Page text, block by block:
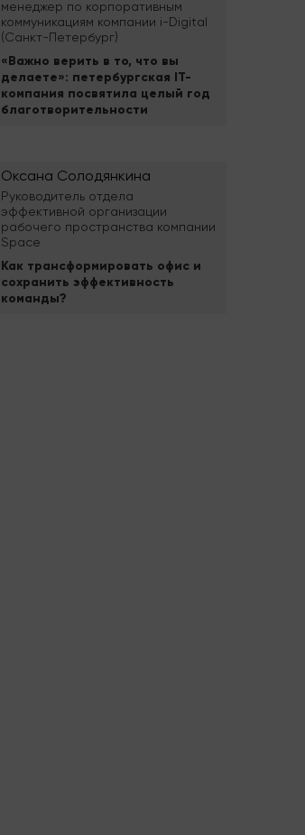
менеджер по корпоративным
коммуникациям компании i-Digital
(Санкт-Петербург)
«Важно верить в то, что вы
делаете»: петербургская IT-
компания посвятила целый год
благотворительности
Оксана Солодянкина
Руководитель отдела
эффективной организации
рабочего пространства компании
Space
Как трансформировать офис и
сохранить эффективность
команды?